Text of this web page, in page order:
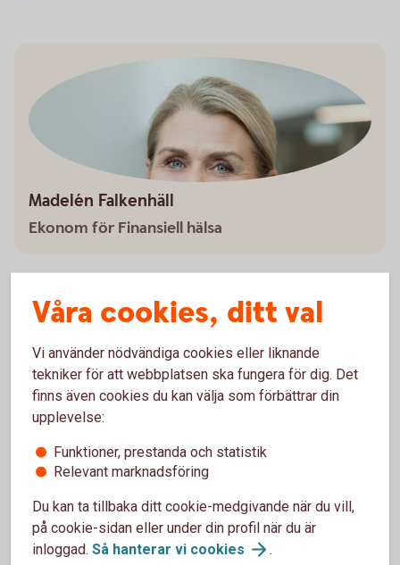
Madelén Falkenhäll
Ekonom för Finansiell hälsa
Pensionstips för olika åldrar
Ska du börja pensionsspara, men är osäker på hur du
kommer i gång? Ta del av våra pensionstips för olika
åldrar.
Pensionstips för olika åldrar
Våra cookies, ditt val
Vi använder nödvändiga cookies eller liknande
tekniker för att webbplatsen ska fungera för dig. Det
finns även cookies du kan välja som förbättrar din
upplevelse:
Funktioner, prestanda och statistik
Relevant marknadsföring
Du kan ta tillbaka ditt cookie-medgivande när du vill,
på cookie-sidan eller under din profil när du är
inloggad. Så hanterar vi cookies .